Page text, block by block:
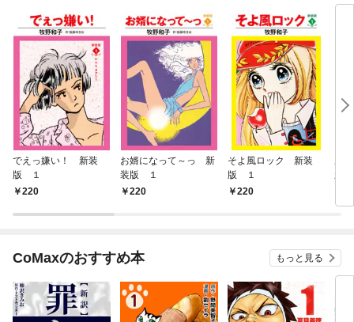
でえっ嫌い！ 新装
版 １
220
お婿になって～っ 新
装版 １
220
そよ風ロック 新装
版 １
220
あ
新
CoMaxのおすすめ本 もっと見る